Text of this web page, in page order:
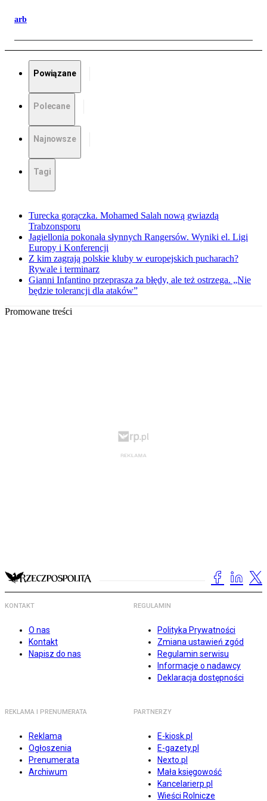
arb
Powiązane
Polecane
Najnowsze
Tagi
Turecka gorączka. Mohamed Salah nową gwiazdą
Trabzonsporu
Jagiellonia pokonała słynnych Rangersów. Wyniki el. Ligi
Europy i Konferencji
Z kim zagrają polskie kluby w europejskich pucharach?
Rywale i terminarz
Gianni Infantino przeprasza za błędy, ale też ostrzega. „Nie
będzie tolerancji dla ataków”
Promowane treści
KONTAKT
O nas
Kontakt
Napisz do nas
REGULAMIN
Polityka Prywatności
Zmiana ustawień zgód
Regulamin serwisu
Informacje o nadawcy
Deklaracja dostępności
REKLAMA I PRENUMERATA
Reklama
Ogłoszenia
Prenumerata
Archiwum
PARTNERZY
E-kiosk.pl
E-gazety.pl
Nexto.pl
Mała księgowość
Kancelarierp.pl
Wieści Rolnicze